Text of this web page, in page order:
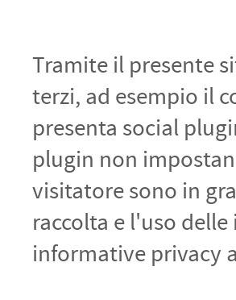
Tramite il presente
terzi, ad esempio il
presenta social
plugin non
visitatore sono in
raccolta e l'uso
informative privacy